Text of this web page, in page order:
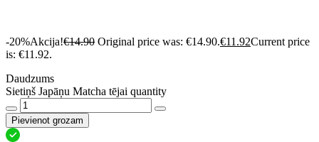
-20%Akcija!€14.90 Original price was: €14.90.€11.92Current price
is: €11.92.
Daudzums
Sietiņš Japāņu Matcha tējai quantity
Pievienot grozam